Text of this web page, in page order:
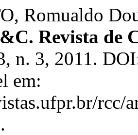
Romualdo
Revista de
n. 3, 2011.
em:
rcc/